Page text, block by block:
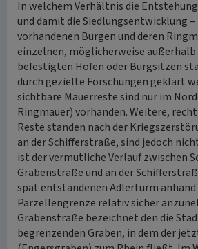
In welchem Verhältnis die
und damit die Siedlungsentwicklung –
vorhandenen Burgen und deren
einzelnen, möglicherweise
befestigten Höfen oder Burgsitzen
durch gezielte Forschungen geklärt
sichtbare Mauerreste sind nur im
Ringmauer) vorhanden. Weitere,
Reste standen nach der
an der Schifferstraße, sind jedoch
ist der vermutliche Verlauf zwischen
Grabenstraße und an der
spät entstandenen Adlerturm
Parzellengrenze relativ sicher
Grabenstraße bezeichnet den die
begrenzenden Graben, in dem der